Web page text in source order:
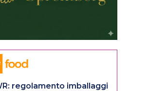
regolamento imballaggi